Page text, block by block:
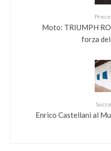
Moto: TRIUMPH
forza
Enrico Castellani al